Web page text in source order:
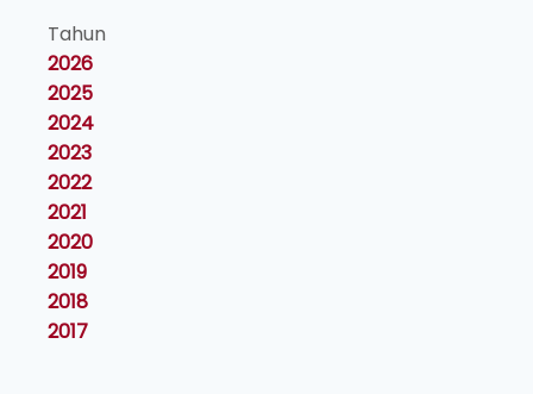
Tahun
2026
2025
2024
2023
2022
2021
2020
2019
2018
2017